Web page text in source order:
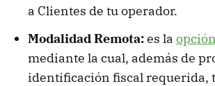
a Clientes de tu operador.
Modalidad Remota:es la
mediante la cual, además de
identificación fiscal requerida,